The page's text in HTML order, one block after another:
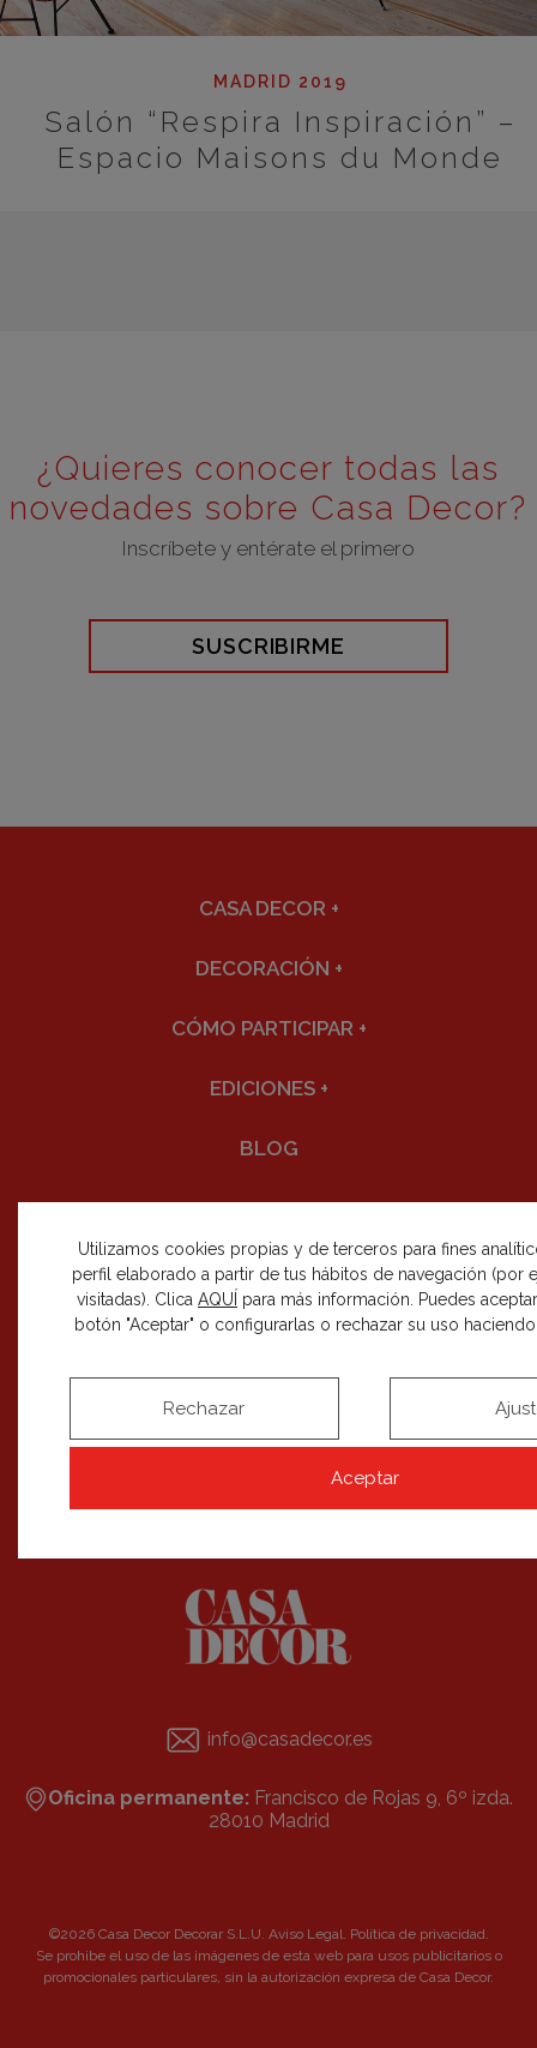
MADRID 2019
Salón “Respira Inspiración” –
Espacio Maisons du Monde
¿Quieres conocer todas las
novedades sobre Casa Decor?
Inscríbete y entérate el primero
SUSCRIBIRME
Utilizamos cookies propias y de terceros para fines
perfil elaborado a partir de tus hábitos de navegación (por
visitadas). Clica AQUÍ para más información. Puedes
botón "Aceptar" o configurarlas o rechazar su uso
Aceptar
Rechazar
CASA DECOR +
DECORACIÓN +
CÓMO PARTICIPAR +
EDICIONES +
BLOG
SÍGUENOS EN REDES SOCIALES
RECIBE NUESTRAS NOVEDADES
SUSCRIBIRME
info@casadecor.es
Oficina permanente: Francisco de Rojas 9, 6º izda.
28010 Madrid
©2026 Casa Decor Decorar S.L.U. Aviso Legal. Política de privacidad.
Se prohibe el uso de las imágenes de esta web para usos publicitarios o
promocionales particulares, sin la autorización expresa de Casa Decor.